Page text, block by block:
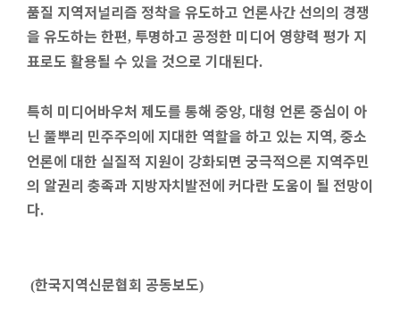
품질 지역저널리즘 정착을 유도하고 언론사간 선의의 경쟁
을 유도하는 한편, 투명하고 공정한 미디어 영향력 평가 지
표로도 활용될 수 있을 것으로 기대된다.
특히 미디어바우처 제도를 통해 중앙, 대형 언론 중심이 아
닌 풀뿌리 민주주의에 지대한 역할을 하고 있는 지역, 중소
언론에 대한 실질적 지원이 강화되면 궁극적으론 지역주민
의 알권리 충족과 지방자치발전에 커다란 도움이 될 전망이
다.
(한국지역신문협회 공동보도)